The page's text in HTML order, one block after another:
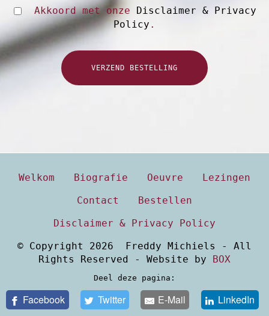
Akkoord met onze Disclaimer & Privacy
Policy .
VERZEND BESTELLING
Welkom Biografie Oeuvre
Lezingen
Contact
Bestellen
Disclaimer & Privacy Policy
© Copyright 2026 Freddy Michiels - All
Rights Reserved - Website by BOX
Deel deze pagina:
Facebook Twitter E-Mail LinkedIn